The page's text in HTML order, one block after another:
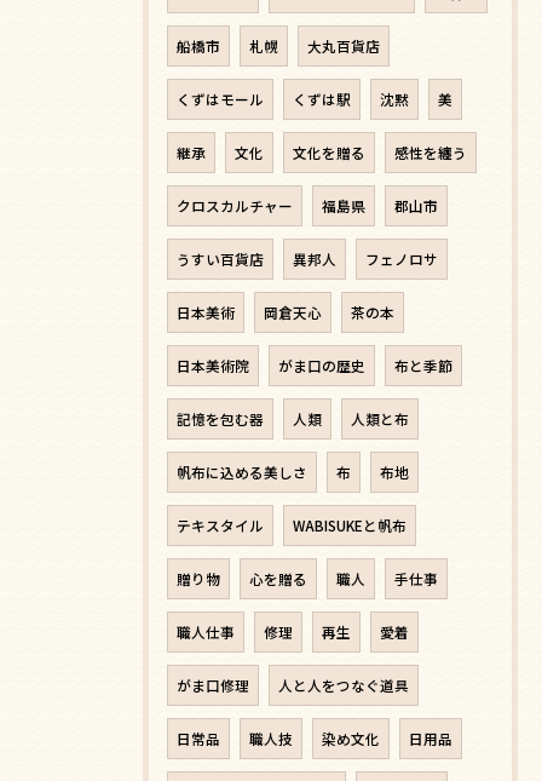
船橋市 札幌 大丸百貨店
くずはモール くずは駅 沈黙 美
継承 文化 文化を贈る 感性を纏う
クロスカルチャー 福島県 郡山市
うすい百貨店 異邦人 フェノロサ
日本美術 岡倉天心 茶の本
日本美術院 がま口の歴史 布と季節
記憶を包む器 人類 人類と布
帆布に込める美しさ 布 布地
テキスタイル WABISUKEと帆布
贈り物 心を贈る 職人 手仕事
職人仕事 修理 再生 愛着
がま口修理 人と人をつなぐ道具
日常品 職人技 染め文化 日用品